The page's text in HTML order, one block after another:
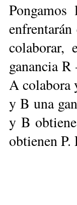
colaborar,
ganancia
A colabora
y B una
y B
obtienen P.